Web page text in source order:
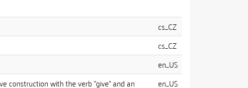
cs_CZ
cs_CZ
en_US
construction with the verb "give" and an en_US